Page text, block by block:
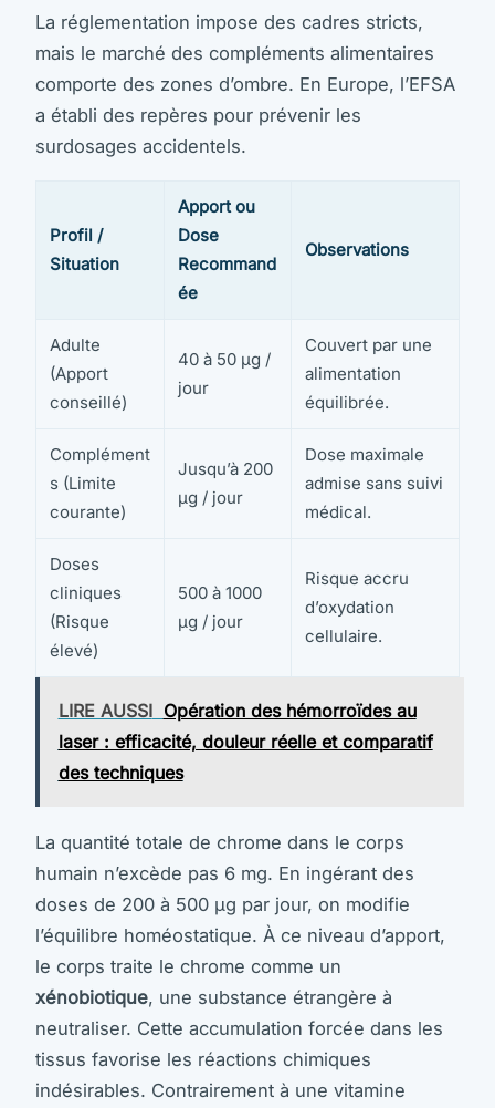
La réglementation impose des cadres stricts,
mais le marché des compléments alimentaires
comporte des zones d’ombre. En Europe, l’EFSA
a établi des repères pour prévenir les
surdosages accidentels.
Profil /
Situation
Apport ou
Dose
Recommand
ée
Observations
Adulte
(Apport
conseillé)
40 à 50 µg /
jour
Couvert par une
alimentation
équilibrée.
Complément
s (Limite
courante)
Jusqu’à 200
µg / jour
Dose maximale
admise sans suivi
médical.
Doses
cliniques
(Risque
élevé)
500 à 1000
µg / jour
Risque accru
d’oxydation
cellulaire.
LIRE AUSSI Opération des hémorroïdes au
laser : efficacité, douleur réelle et comparatif
des techniques
La quantité totale de chrome dans le corps
humain n’excède pas 6 mg. En ingérant des
doses de 200 à 500 µg par jour, on modifie
l’équilibre homéostatique. À ce niveau d’apport,
le corps traite le chrome comme un
xénobiotique, une substance étrangère à
neutraliser. Cette accumulation forcée dans les
tissus favorise les réactions chimiques
indésirables. Contrairement à une vitamine